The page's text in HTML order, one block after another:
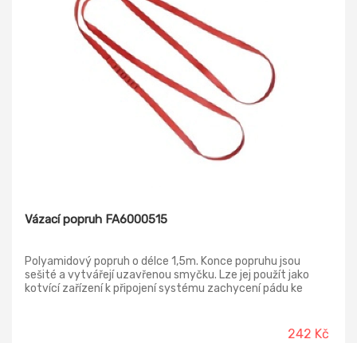
Vázací popruh FA6000515
Polyamidový popruh o délce 1,5m. Konce popruhu jsou
sešité a vytvářejí uzavřenou smyčku. Lze jej použít jako
kotvící zařízení k připojení systému zachycení pádu ke
242 Kč